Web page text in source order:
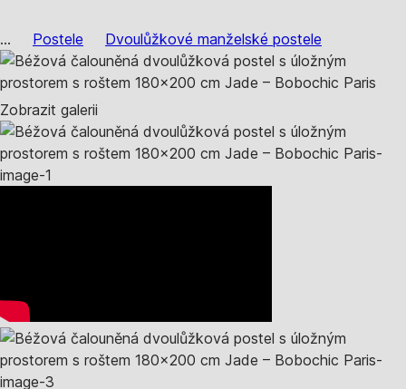
... Postele Dvoulůžkové manželské postele
Zobrazit galerii